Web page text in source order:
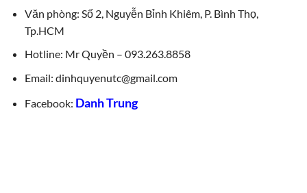
Văn phòng: Số 2, Nguyễn Bỉnh Khiêm, P. Bình Thọ,
Tp.HCM
Hotline: Mr Quyền – 093.263.8858
Email: dinhquyenutc@gmail.com
Facebook: Danh Trung